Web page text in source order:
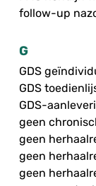
follow-up
G
GDS
GDS
GDS-
geen
geen
geen
geen